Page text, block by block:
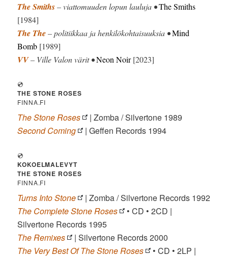
The Smiths– viattomuuden lopun lauluja •The Smiths
[1984]
The The– politiikkaa ja henkilökohtaisuuksia •Mind
Bomb [1989]
VV– Ville Valon värit •Neon Noir[2023]
💿
THE STONE ROSES
FINNA.FI
The Stone Roses
| Zomba / Silvertone 1989
Second Coming
| Geffen Records 1994
💿
KOKOELMALEVYT
THE STONE ROSES
FINNA.FI
Turns Into Stone
| Zomba / Silvertone Records 1992
The Complete Stone Roses
• CD • 2CD |
Silvertone Records 1995
The Remixes
| Silvertone Records 2000
The Very Best Of The Stone Roses
• CD • 2LP |